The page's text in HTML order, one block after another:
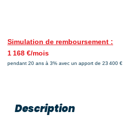
Simulation de remboursement :
1 168 €/mois
pendant 20 ans à 3% avec un apport de 23 400 €
Description